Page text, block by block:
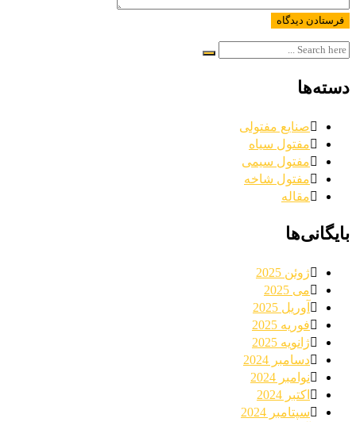
دسته‌ها
صنایع مفتولی
مفتول سیاه
مفتول سیمی
مفتول شاخه
مقاله
بایگانی‌ها
ژوئن 2025
می 2025
آوریل 2025
فوریه 2025
ژانویه 2025
دسامبر 2024
نوامبر 2024
اکتبر 2024
سپتامبر 2024